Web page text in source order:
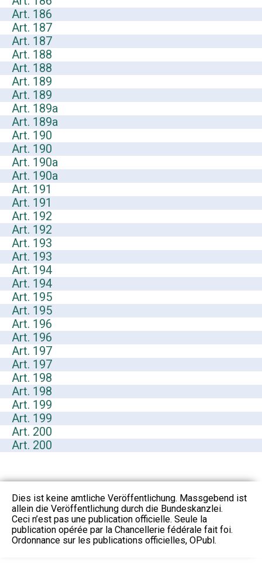
Art. 186
Art. 187
Art. 187
Art. 188
Art. 188
Art. 189
Art. 189
Art. 189a
Art. 189a
Art. 190
Art. 190
Art. 190a
Art. 190a
Art. 191
Art. 191
Art. 192
Art. 192
Art. 193
Art. 193
Art. 194
Art. 194
Art. 195
Art. 195
Art. 196
Art. 196
Art. 197
Art. 197
Art. 198
Art. 198
Art. 199
Art. 199
Art. 200
Art. 200
Dies ist keine amtliche Veröffentlichung. Massgebend ist
allein die Veröffentlichung durch die Bundeskanzlei.
Ceci n’est pas une publication officielle. Seule la
publication opérée par la Chancellerie fédérale fait foi.
Ordonnance sur les publications officielles, OPubl.